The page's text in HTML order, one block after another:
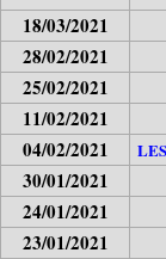
18/03/2021
28/02/2021
25/02/2021
11/02/2021
04/02/2021
30/01/2021
24/01/2021
23/01/2021